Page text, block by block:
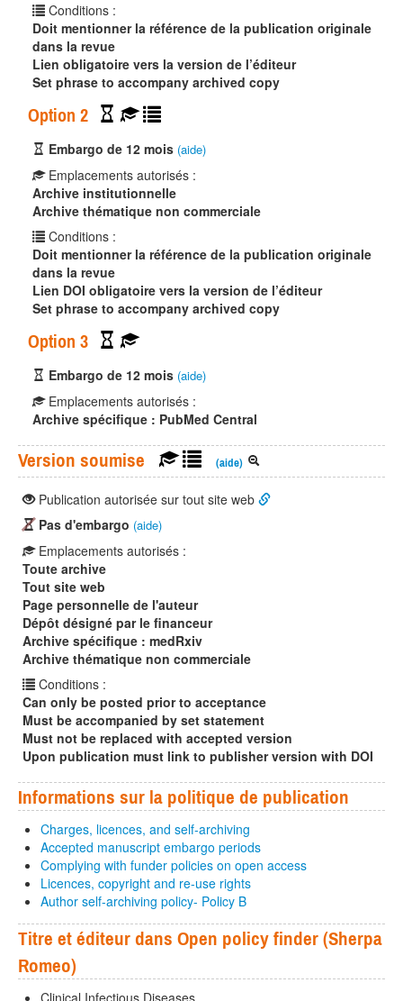
Conditions :
Doit mentionner la référence de la publication originale
dans la revue
Lien obligatoire vers la version de l’éditeur
Set phrase to accompany archived copy
Option 2
Embargo de 12 mois (aide)
Emplacements autorisés :
Archive institutionnelle
Archive thématique non commerciale
Conditions :
Doit mentionner la référence de la publication originale
dans la revue
Lien DOI obligatoire vers la version de l’éditeur
Set phrase to accompany archived copy
Option 3
Embargo de 12 mois (aide)
Emplacements autorisés :
Archive spécifique : PubMed Central
Version soumise (aide)
Publication autorisée sur tout site web
Pas d'embargo (aide)
Emplacements autorisés :
Toute archive
Tout site web
Page personnelle de l'auteur
Dépôt désigné par le financeur
Archive spécifique : medRxiv
Archive thématique non commerciale
Conditions :
Can only be posted prior to acceptance
Must be accompanied by set statement
Must not be replaced with accepted version
Upon publication must link to publisher version with DOI
Informations sur la politique de publication
Charges, licences, and self-archiving
Accepted manuscript embargo periods
Complying with funder policies on open access
Licences, copyright and re-use rights
Author self-archiving policy- Policy B
Titre et éditeur dans Open policy finder (Sherpa
Romeo)